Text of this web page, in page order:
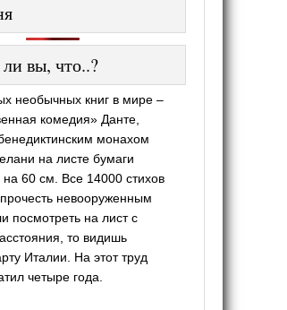
вы, что..?
необычных книг в мире –
комедия» Данте,
монахом
на листе бумаги
60 см. Все 14000 стихов
невооруженным
посмотреть на лист с
то видишь
Италии. На этот труд
четыре года.